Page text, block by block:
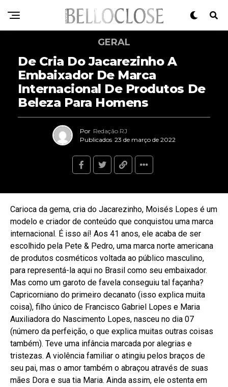
GERAL
De Cria Do Jacarezinho A
Embaixador De Marca
Internacional De Produtos De
Beleza Para Homens
Por Redação RJ
Publicados 23 de março de 2022
Carioca da gema, cria do Jacarezinho, Moisés Lopes é um
modelo e criador de conteúdo que conquistou uma marca
internacional. É isso aí! Aos 41 anos, ele acaba de ser
escolhido pela Pete & Pedro, uma marca norte americana
de produtos cosméticos voltada ao público masculino,
para representá-la aqui no Brasil como seu embaixador.
Mas como um garoto de favela conseguiu tal façanha?
Capricorniano do primeiro decanato (isso explica muita
coisa), filho único de Francisco Gabriel Lopes e Maria
Auxiliadora do Nascimento Lopes, nasceu no dia 07
(número da perfeição, o que explica muitas outras coisas
também). Teve uma infância marcada por alegrias e
tristezas. A violência familiar o atingiu pelos braços de
seu pai, mas o amor também o abraçou através de suas
mães Dora e sua tia Maria. Ainda assim, ele ostenta em